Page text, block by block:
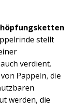
stellt
verdient.
Pappeln, die
werden, die